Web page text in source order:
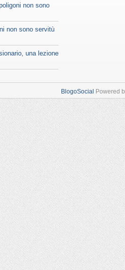
non sono
non sono servitù
una lezione
BlogoSocial Powered